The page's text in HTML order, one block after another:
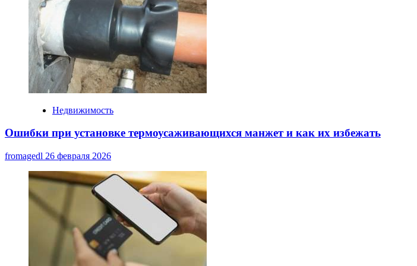
Недвижимость
Ошибки при установке термоусаживающихся манжет и как их избежать
fromagedl 26 февраля 2026